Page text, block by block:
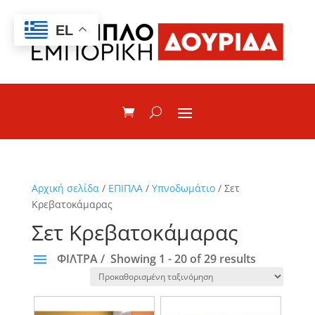
Αρχική σελίδα/ ΕΠΙΠΛΑ/ Υπνοδωμάτιο/ Σετ
Κρεβατοκάμαρας
Σετ Κρεβατοκάμαρας
ΦΙΛΤΡΑ Showing 1 - 20 of 29 results
Σετ κρεβατοκάμαρας μελαμίνης
EL